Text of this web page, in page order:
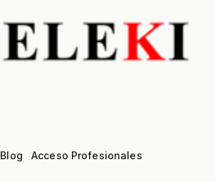
Blog Acceso Profesionales